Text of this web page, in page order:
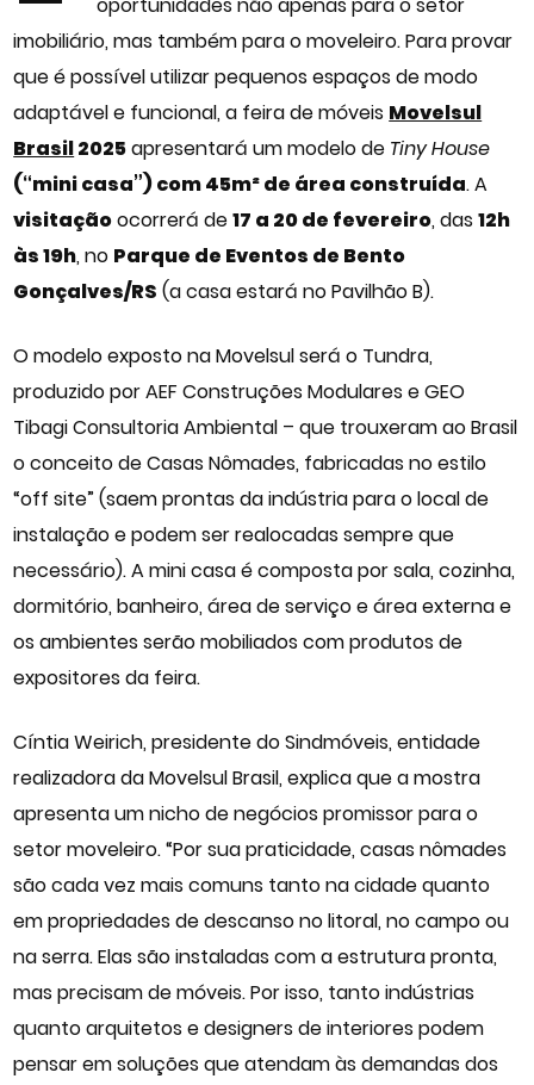
oportunidades não apenas para o setor
imobiliário, mas também para o moveleiro. Para provar
que é possível utilizar pequenos espaços de modo
adaptável e funcional, a feira de móveis Movelsul
Brasil2025apresentará um modelo de Tiny House
(“mini casa”) com 45m² de área construída. A
visitaçãoocorrerá de17 a 20 de fevereiro, das12h
às 19h, no Parque de Eventos de Bento
Gonçalves/RS (a casa estará no Pavilhão B).
O modelo exposto na Movelsul será o Tundra,
produzido por AEF Construções Modulares e GEO
Tibagi Consultoria Ambiental – que trouxeram ao Brasil
o conceito de Casas Nômades, fabricadas no estilo
“off site” (saem prontas da indústria para o local de
instalação e podem ser realocadas sempre que
necessário). A mini casa é composta por sala, cozinha,
dormitório, banheiro, área de serviço e área externa e
os ambientes serão mobiliados com produtos de
expositores da feira.
Cíntia Weirich, presidente do Sindmóveis, entidade
realizadora da Movelsul Brasil, explica que a mostra
apresenta um nicho de negócios promissor para o
setor moveleiro. “Por sua praticidade, casas nômades
são cada vez mais comuns tanto na cidade quanto
em propriedades de descanso no litoral, no campo ou
na serra. Elas são instaladas com a estrutura pronta,
mas precisam de móveis. Por isso, tanto indústrias
quanto arquitetos e designers de interiores podem
pensar em soluções que atendam às demandas dos